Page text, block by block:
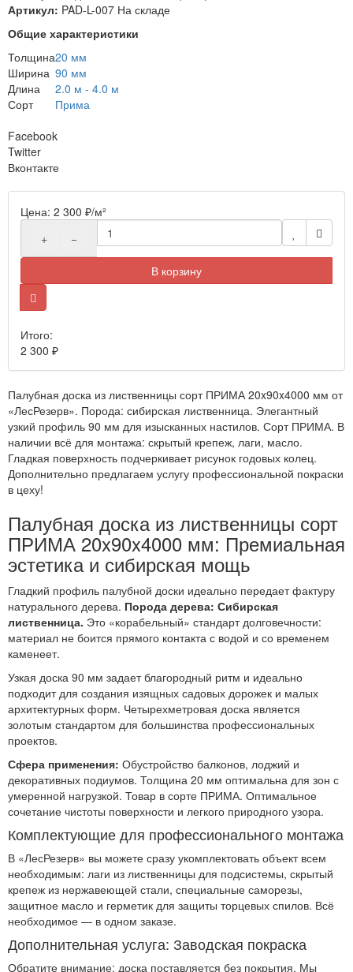
Артикул: PAD-L-007 На складе
Общие характеристики
Толщина20 мм
Ширина 90 мм
Длина
2.0 м - 4.0 м
Сорт
Прима
Facebook
Twitter
Вконтакте
Цена: 2 300 ₽/м²
+
−
В корзину
Итого:
2 300 ₽
Палубная доска из лиственницы сорт ПРИМА 20x90x4000 мм от
«ЛесРезерв». Порода: сибирская лиственница. Элегантный
узкий профиль 90 мм для изысканных настилов. Сорт ПРИМА. В
наличии всё для монтажа: скрытый крепеж, лаги, масло.
Гладкая поверхность подчеркивает рисунок годовых колец.
Дополнительно предлагаем услугу профессиональной покраски
в цеху!
Палубная доска из лиственницы сорт
ПРИМА 20x90x4000 мм: Премиальная
эстетика и сибирская мощь
Гладкий профиль палубной доски идеально передает фактуру
натурального дерева. Порода дерева: Сибирская
лиственница. Это «корабельный» стандарт долговечности:
материал не боится прямого контакта с водой и со временем
каменеет.
Узкая доска 90 мм задает благородный ритм и идеально
подходит для создания изящных садовых дорожек и малых
архитектурных форм. Четырехметровая доска является
золотым стандартом для большинства профессиональных
проектов.
Сфера применения: Обустройство балконов, лоджий и
декоративных подиумов. Толщина 20 мм оптимальна для зон с
умеренной нагрузкой. Товар в сорте ПРИМА. Оптимальное
сочетание чистоты поверхности и легкого природного узора.
Комплектующие для профессионального монтажа
В «ЛесРезерв» вы можете сразу укомплектовать объект всем
необходимым: лаги из лиственницы для подсистемы, скрытый
крепеж из нержавеющей стали, специальные саморезы,
защитное масло и герметик для защиты торцевых спилов. Всё
необходимое — в одном заказе.
Дополнительная услуга: Заводская покраска
Обратите внимание: доска поставляется без покрытия. Мы